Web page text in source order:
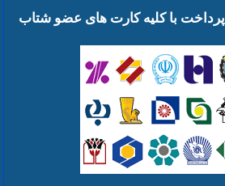
پرداخت با کلیه کارت های عضو شتاب